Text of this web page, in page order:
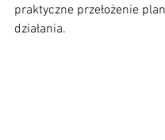
praktyczne przełożenie
działania.